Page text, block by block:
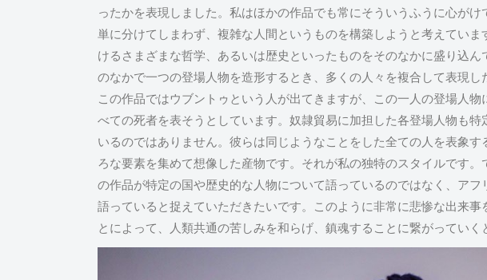
ったかを表現しました。私はほかの作品でも常にそういうふうに心が
単に分けてしまわず、複雑な人間というものを構築しようと考えてい
けるさまざまな哲学、あるいは歴史といったものをそのなかに盛り込
のなかで一つの登場人物を造形するとき、多くの人々を複合して表現
この作品ではウブントゥという人が出てきますが、この一人の登場人
べての死者を表そうとしています。奴隷貿易に加担した各登場人物も特
いるのではありません。彼らは同じようなことをした全ての人を表象
ろな要素を集めて想像した産物です。それが私の独特のスタイルです。
の作品が特定の国や歴史的な人物について語っているのではなく、アフ
語っていると捉えていただきたいです。このように非常に悲惨な出来事
とによって、人類共通の苦しみを和らげ、鎮魂することに繋がっていく